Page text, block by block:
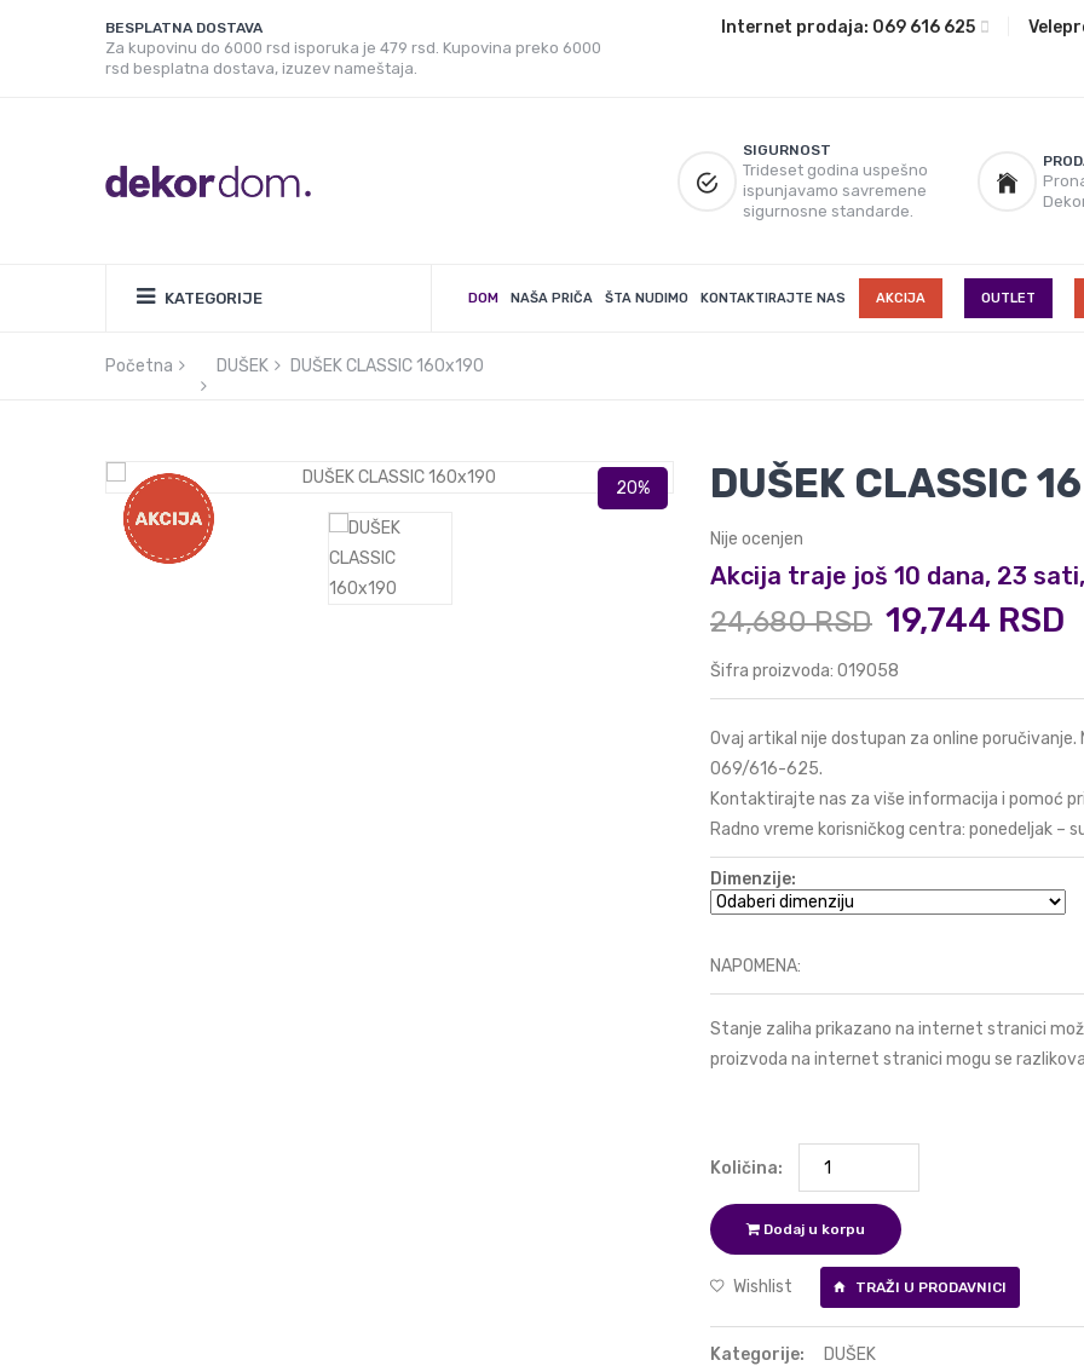
BESPLATNA DOSTAVA
Za kupovinu do 6000 rsd isporuka je 479 rsd. Kupovina preko 6000
rsd besplatna dostava, izuzev nameštaja.
Internet prodaja: 069 616 625
SIGURNOST
Trideset godina uspešno
ispunjavamo savremene
sigurnosne standarde.
KATEGORIJE DOM NAŠA PRIČA ŠTA NUDIMO KONTAKTIRAJTE NAS AKCIJA OUTLET
Početna DUŠEK DUŠEK CLASSIC 160x190
DUŠEK CLASSIC
Nije ocenjen
Akcija traje još 10 dana, 23
24,680 RSD 19,744 RSD
Šifra proizvoda: 019058
Ovaj artikal nije dostupan za online
069/616-625.
Kontaktirajte nas za više informacija i pomoć
Radno vreme korisničkog centra: ponedeljak –
Dimenzije:
NAPOMENA:
Stanje zaliha prikazano na internet stranici
proizvoda na internet stranici mogu se
Količina:
Dodaj u korpu
Wishlist TRAŽI U PRODAVNICI
Kategorije: DUŠEK